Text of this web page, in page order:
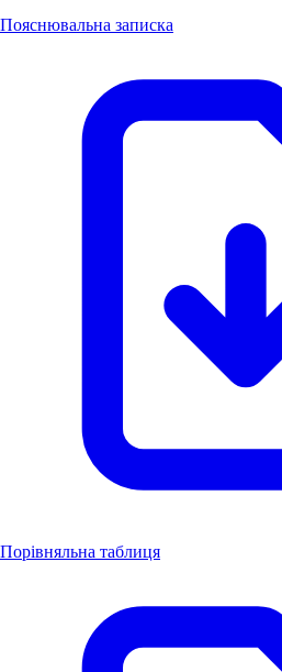
Пояснювальна записка
Порівняльна таблиця